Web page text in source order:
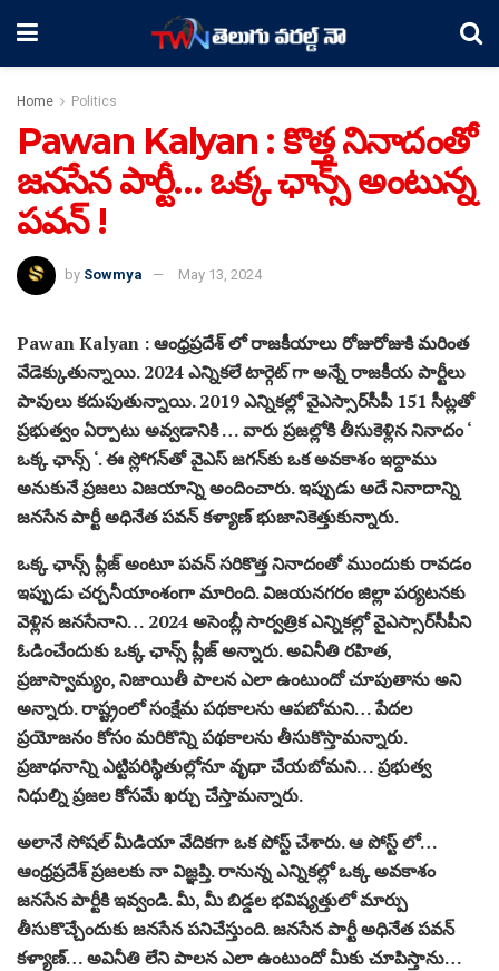
Home Politics
Pawan Kalyan : కొత్త నినాదంతో
జనసేన పార్టీ… ఒక్క ఛాన్స్ అంటున్న
పవన్ !
by Sowmya May 13, 2024
Pawan Kalyan : ఆంధ్రప్రదేశ్ లో రాజకీయాలు రోజురోజుకి మరింత
వేడెక్కుతున్నాయి. 2024 ఎన్నికలే టార్గెట్ గా అన్నే రాజకీయ పార్టీలు
పావులు కదుపుతున్నాయి. 2019 ఎన్నికల్లో వైఎస్సార్‌సీపీ 151 సీట్లతో
ప్రభుత్వం ఏర్పాటు అవ్వడానికి … వారు ప్రజల్లోకి తీసుకెళ్లిన నినాదం ‘
ఒక్క ఛాన్స్ ‘. ఈ స్లోగన్‌తో వైఎస్ జగన్‌కు ఒక అవకాశం ఇద్దాము
అనుకునే ప్రజలు విజయాన్ని అందించారు. ఇప్పుడు అదే నినాదాన్ని
జనసేన పార్టీ అధినేత పవన్ కళ్యాణ్ భుజానికెత్తుకున్నారు.
ఒక్క ఛాన్స్ ప్లీజ్ అంటూ ప‌వ‌న్ స‌రికొత్త నినాదంతో ముందుకు రావడం
ఇప్పుడు చర్చనీయాంశంగా మారింది. విజయనగరం జిల్లా పర్యటనకు
వెళ్లిన జనసేనాని… 2024 అసెంబ్లీ సార్వత్రిక ఎన్నికల్లో వైఎస్సార్‌సీపీని
ఓడించేందుకు ఒక్క ఛాన్స్ ప్లీజ్ అన్నారు. అవినీతి రహిత,
ప్రజాస్వామ్యం, నిజాయితీ పాలన ఎలా ఉంటుందో చూపుతాను అని
అన్నారు. రాష్ట్రంలో సంక్షేమ పథకాలను ఆపబోమని… పేదల
ప్రయోజనం కోసం మరికొన్ని పథకాలను తీసుకొస్తామన్నారు.
ప్రజాధనాన్ని ఎట్టిపరిస్థితుల్లోనూ వృధా చేయబోమని… ప్రభుత్వ
నిధుల్ని ప్రజల కోసమే ఖర్చు చేస్తామన్నారు.
అలానే సోషల్ మీడియా వేదికగా ఒక పోస్ట్ చేశారు. ఆ పోస్ట్ లో…
ఆంధ్రప్రదేశ్ ప్రజలకు నా విజ్ఞప్తి. రానున్న ఎన్నికల్లో ఒక్క అవకాశం
జనసేన పార్టీకి ఇవ్వండి. మీ, మీ బిడ్డల భవిష్యత్తులో మార్పు
తీసుకొచ్చేందుకు జనసేన పనిచేస్తుంది. జనసేన పార్టీ అధినేత పవన్
కళ్యాణ్… అవినీతి లేని పాలన ఎలా ఉంటుందో మీకు చూపిస్తాను…